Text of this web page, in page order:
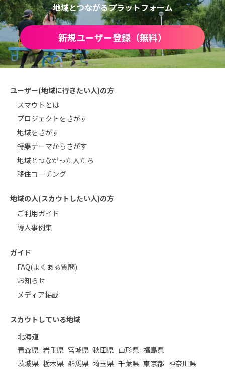
地域とつながるプラットフォーム
新規ユーザー登録（無料）
ユーザー(地域に行きたい人)の方
スマウトとは
プロジェクトをさがす
地域をさがす
特集テーマからさがす
地域とつながった人たち
移住コーチング
地域の人(スカウトしたい人)の方
ご利用ガイド
導入事例集
ガイド
FAQ(よくある質問)
お知らせ
メディア掲載
スカウトしている地域
北海道
青森県 岩手県 宮城県 秋田県 山形県 福島県
茨城県 栃木県 群馬県 埼玉県 千葉県 東京都 神奈川県